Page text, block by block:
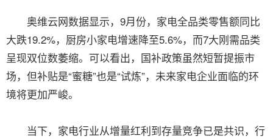
奥维云网数据显示，9月份，家电全品类零售额同比
大跌19.2%，厨房小家电增速降至5.6%，而7大刚需品类
呈现双位数萎缩。可以看出，国补政策虽然短暂提振市
场，但补贴是“蜜糖”也是“试炼”，未来家电企业面临的环
境将更加严峻。
当下，家电行业从增量红利到存量竞争已是共识，行